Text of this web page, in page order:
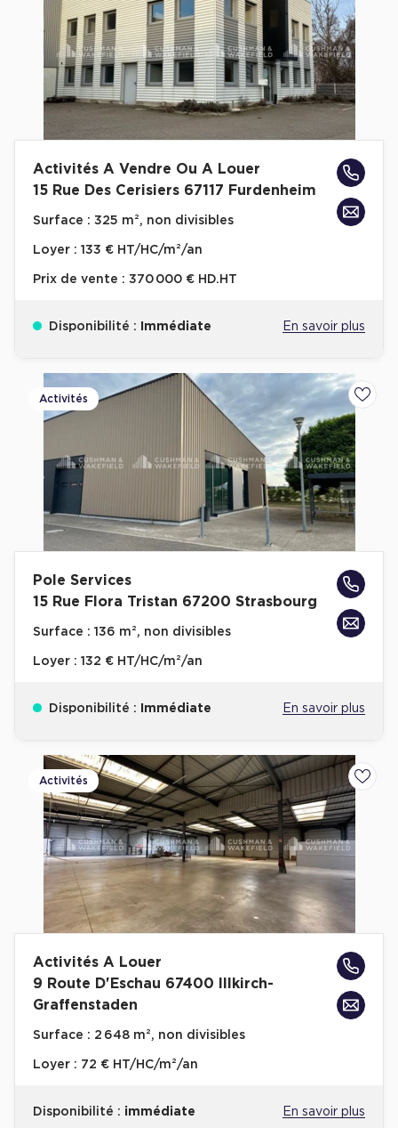
Activités A Vendre Ou A Louer
15 Rue Des Cerisiers 67117 Furdenheim
Surface : 325 m², non divisibles
Loyer : 133 € HT/HC/m²/an
Prix de vente : 370 000 € HD.HT
Disponibilité : Immédiate En savoir plus
Activités
Pole Services
15 Rue Flora Tristan 67200 Strasbourg
Surface : 136 m², non divisibles
Loyer : 132 € HT/HC/m²/an
Disponibilité : Immédiate En savoir plus
Activités
Activités A Louer
9 Route D'Eschau 67400 Illkirch-
Graffenstaden
Surface : 2 648 m², non divisibles
Loyer : 72 € HT/HC/m²/an
Disponibilité : immédiate En savoir plus